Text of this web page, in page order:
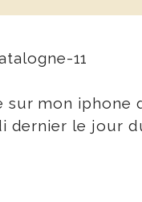
mon iphone
dernier le jour